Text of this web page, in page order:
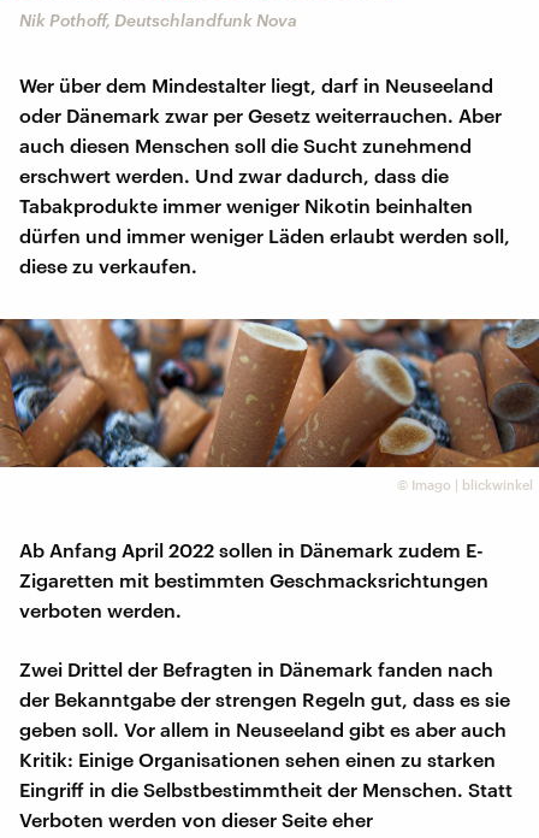
Nik Pothoff, Deutschlandfunk Nova
Wer über dem Mindestalter liegt, darf in Neuseeland
oder Dänemark zwar per Gesetz weiterrauchen. Aber
auch diesen Menschen soll die Sucht zunehmend
erschwert werden. Und zwar dadurch, dass die
Tabakprodukte immer weniger Nikotin beinhalten
dürfen und immer weniger Läden erlaubt werden soll,
diese zu verkaufen.
© Imago | blickwinkel
Ab Anfang April 2022 sollen in Dänemark zudem E-
Zigaretten mit bestimmten Geschmacksrichtungen
verboten werden.
Zwei Drittel der Befragten in Dänemark fanden nach
der Bekanntgabe der strengen Regeln gut, dass es sie
geben soll. Vor allem in Neuseeland gibt es aber auch
Kritik: Einige Organisationen sehen einen zu starken
Eingriff in die Selbstbestimmtheit der Menschen. Statt
Verboten werden von dieser Seite eher